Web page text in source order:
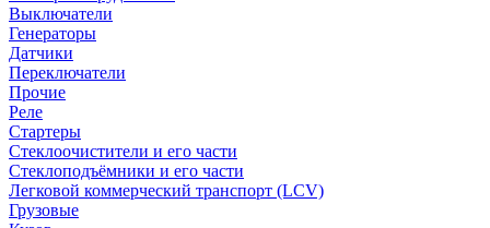
Выключатели
Генераторы
Датчики
Переключатели
Прочие
Реле
Стартеры
Стеклоочистители и его части
Стеклоподъёмники и его части
Легковой коммерческий транспорт (LCV)
Грузовые